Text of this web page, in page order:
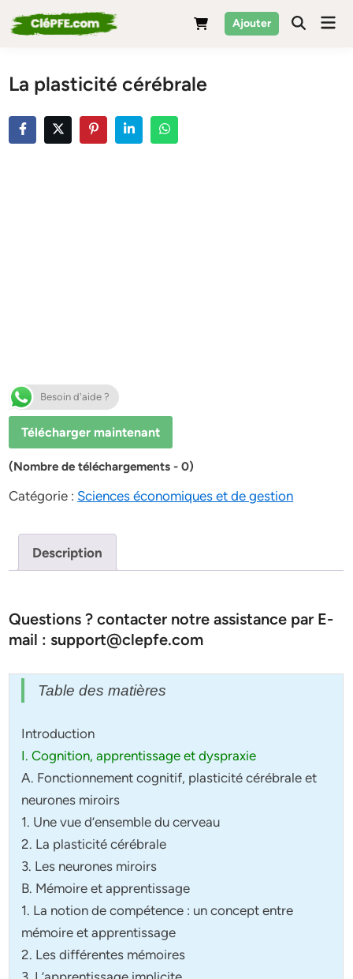
to
Ajouter
La plasticité cérébrale
Besoin d'aide ?
Télécharger maintenant
(Nombre de téléchargements - 0)
Catégorie : Sciences économiques et de gestion
Description
Questions ? contacter notre assistance par E-
mail : support@clepfe.com
Table des matières
Introduction
I. Cognition, apprentissage et dyspraxie
A. Fonctionnement cognitif, plasticité cérébrale et
neurones miroirs
1. Une vue d’ensemble du cerveau
2. La plasticité cérébrale
3. Les neurones miroirs
B. Mémoire et apprentissage
1. La notion de compétence : un concept entre
mémoire et apprentissage
2. Les différentes mémoires